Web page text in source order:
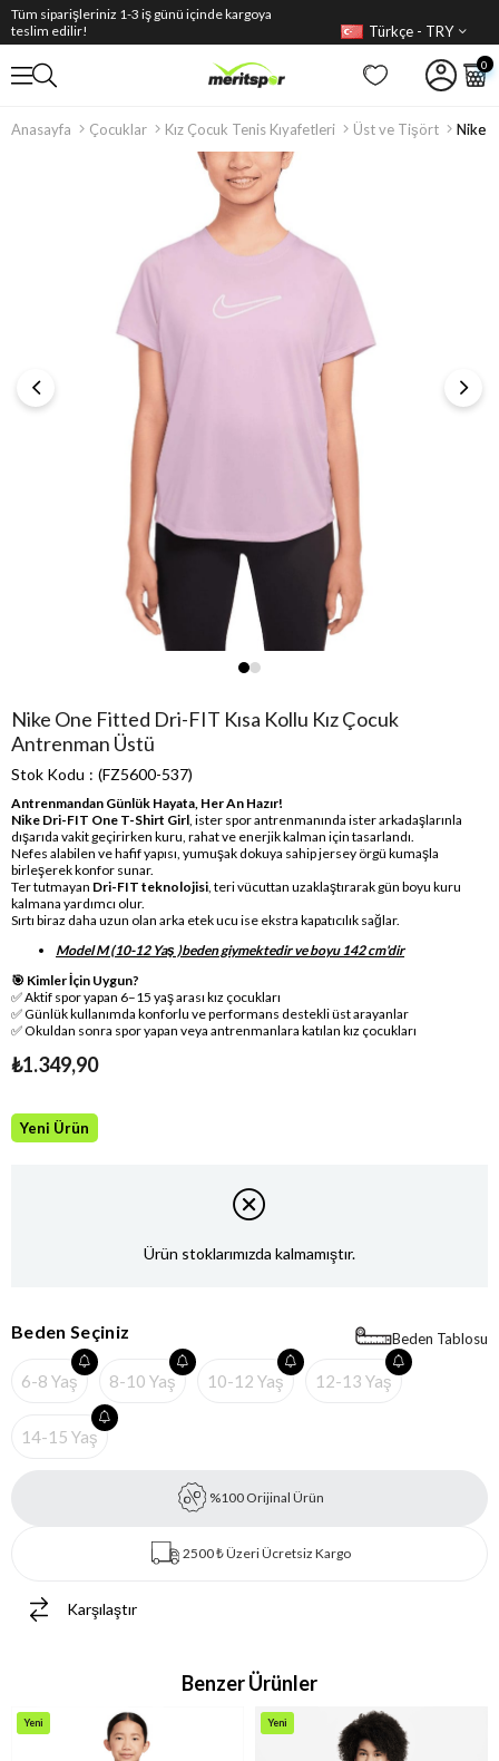
Tüm siparişleriniz 1-3 iş günü içinde kargoya
teslim edilir!
Türkçe - TRY
0
Anasayfa Çocuklar Kız Çocuk Tenis Kıyafetleri Üst ve Tişört
Nike One Fitted Dri-FIT Kısa Kollu Kız Çocuk
Antrenman Üstü
Stok Kodu (FZ5600-537)
Antrenmandan Günlük Hayata, Her An Hazır!
Nike Dri-FIT One T-Shirt Girl , ister spor antrenmanında ister arkadaşlarınla
dışarıda vakit geçirirken kuru, rahat ve enerjik kalman için tasarlandı.
Nefes alabilen ve hafif yapısı, yumuşak dokuya sahip jersey örgü kumaşla
birleşerek konfor sunar.
Ter tutmayan Dri-FIT teknolojisi , teri vücuttan uzaklaştırarak gün boyu kuru
kalmana yardımcı olur.
Sırtı biraz daha uzun olan arka etek ucu ise ekstra kapatıcılık sağlar.
Model M (10-12 Yaş )beden giymektedir ve boyu 142 cm'dir
🎯 Kimler İçin Uygun?
✅ Aktif spor yapan 6–15 yaş arası kız çocukları
✅ Günlük kullanımda konforlu ve performans destekli üst arayanlar
✅ Okuldan sonra spor yapan veya antrenmanlara katılan kız çocukları
₺1.349,90
Yeni Ürün
Ürün stoklarımızda kalmamıştır.
Beden Tablosu
Beden Seçiniz
6-8 Yaş 8-10 Yaş 10-12 Yaş 12-13 Yaş
14-15 Yaş
%100 Orijinal Ürün
2500 ₺ Üzeri Ücretsiz Kargo
Karşılaştır
Benzer Ürünler
Yeni
Yeni